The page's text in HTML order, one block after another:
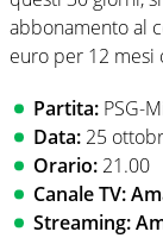
abbonamento al
euro per 12 mesi
Partita: PSG-
Data: 25
Orario: 21.00
Canale TV:
Streaming: